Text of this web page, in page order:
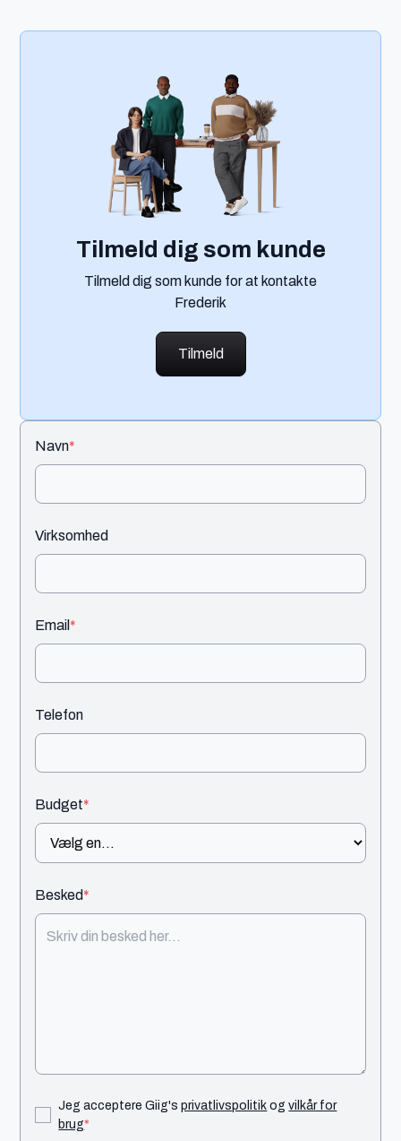
Tilmeld dig som kunde
Tilmeld dig som kunde for at kontakte
Frederik
Tilmeld
Navn*
Virksomhed
Email*
Telefon
Budget*
Besked*
Jeg acceptere Giig'sprivatlivspolitikogvilkår for
brug*